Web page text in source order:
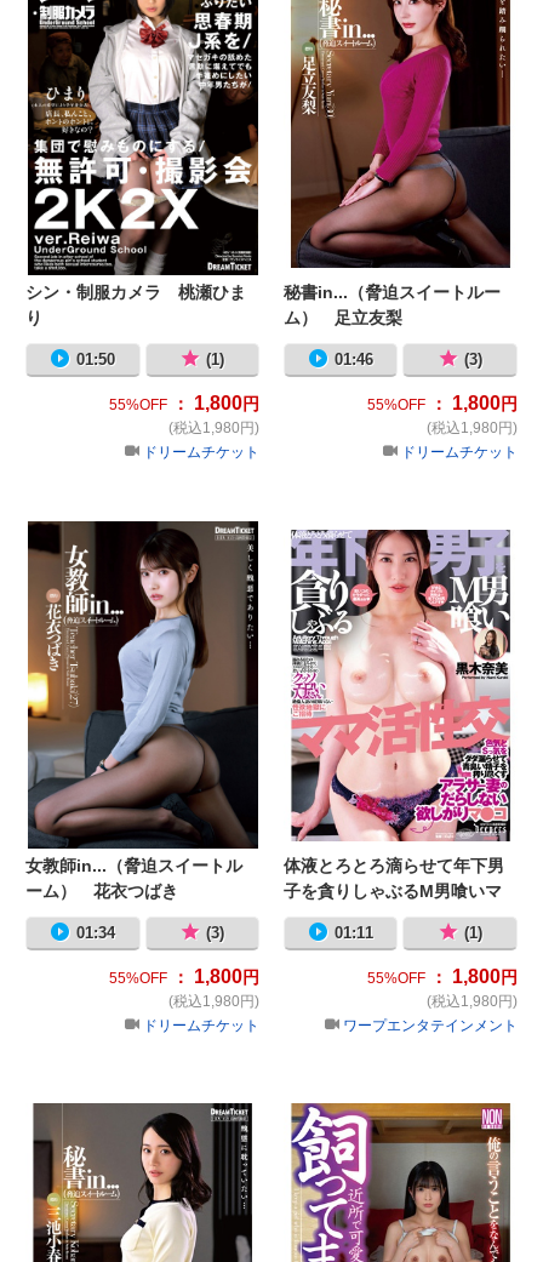
シン・制服カメラ 桃瀬ひま
り
01:50 (1)
55%OFF ： 1,800円
(税込1,980円)
ドリームチケット
秘書in...（脅迫スイートルー
ム） 足立友梨
01:46 (3)
55%OFF： 1,800円
(税込1,980円)
ドリームチケット
女教師in...（脅迫スイートルーム）
女教師in...（脅迫スイートル
ーム） 花衣つばき
01:34 (3)
55%OFF ： 1,800円
(税込1,980円)
ドリームチケット
体液とろとろ滴らせて年下男
子を貪りしゃぶるM男喰いマ
マ活性交 黒木奈美
01:11 (1)
55%OFF： 1,800円
(税込1,980円)
ワープエンタテインメント
秘書in...（脅迫スイートルーム）